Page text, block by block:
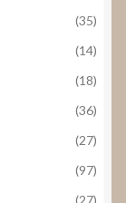
(35)
(14)
(18)
(36)
(27)
(97)